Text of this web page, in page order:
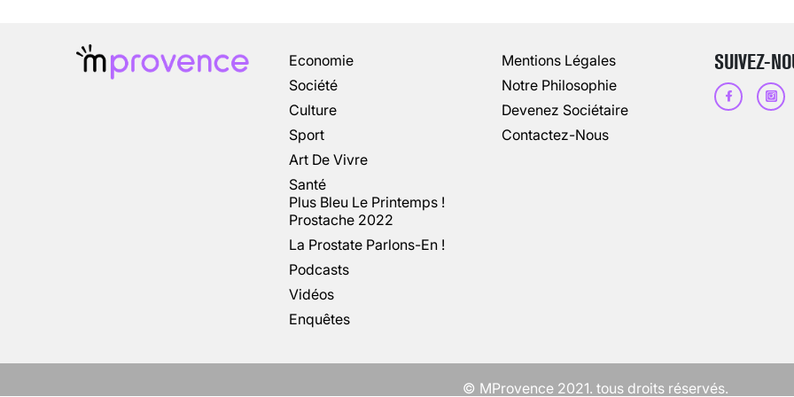
Economie
Société
Culture
Sport
Art De Vivre
Santé
Plus Bleu Le Printemps !
Prostache 2022
La Prostate Parlons-En !
Podcasts
Vidéos
Enquêtes
Mentions Légales
Notre Philosophie
Devenez Sociétaire
Contactez-Nous
SUIVEZ-
© MProvence 2021. tous droits réservés.